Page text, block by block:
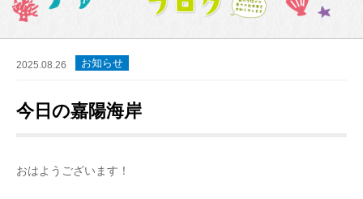
2025.08.26 お知らせ
今日の嘉陽海岸
おはようございます！